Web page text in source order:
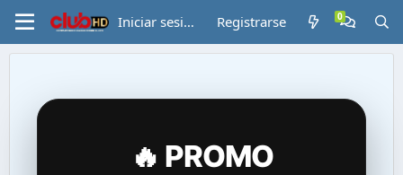
Iniciar sesión Registrarse
🔥 PROMO